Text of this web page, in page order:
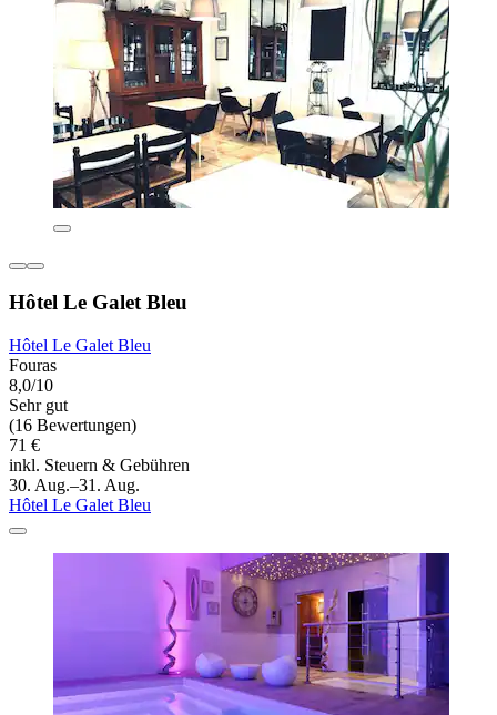
Hôtel Le Galet Bleu
Hôtel Le Galet Bleu
Fouras
8,0/10
Sehr gut
(16 Bewertungen)
71 €
inkl. Steuern & Gebühren
30. Aug.–31. Aug.
Hôtel Le Galet Bleu